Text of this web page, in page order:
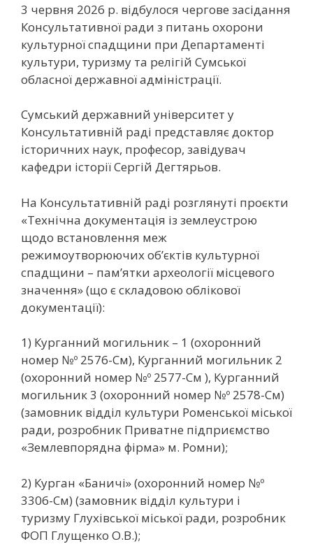
3 червня 2026 р. відбулося чергове засідання
Консультативної ради з питань охорони
культурної спадщини при Департаменті
культури, туризму та релігій Сумської
обласної державної адміністрації.
Сумський державний університет у
Консультативній раді представляє доктор
історичних наук, професор, завідувач
кафедри історії Сергій Дегтярьов.
На Консультативній раді розглянуті проєкти
«Технічна документація із землеустрою
щодо встановлення меж
режимоутворюючих об’єктів культурної
спадщини – пам’ятки археології місцевого
значення» (що є складовою облікової
документації):
1) Курганний могильник – 1 (охоронний
номер №º 2576-См), Курганний могильник 2
(охоронний номер №º 2577-См ), Курганний
могильник 3 (охоронний номер №º 2578-См)
(замовник відділ культури Роменської міської
ради, розробник Приватне підприємство
«Землевпорядна фірма» м. Ромни);
2) Курган «Баничі» (охоронний номер №º
3306-См) (замовник відділ культури і
туризму Глухівської міської ради, розробник
ФОП Глущенко О.В.);